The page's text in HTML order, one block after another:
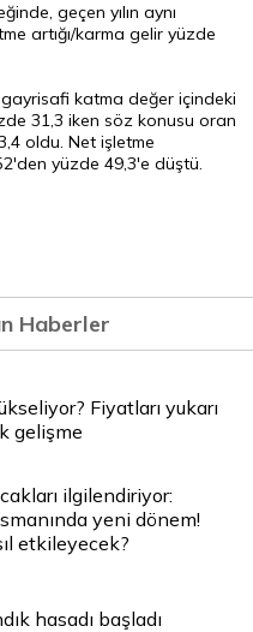
geçen yılın aynı
artığı/karma gelir yüzde
katma değer içindeki
31,3 iken söz konusu oran
oldu. Net işletme
yüzde 49,3'e düştü.
Haberler
Fiyatları yukarı
gelişme
ilgilendiriyor:
yeni dönem!
etkileyecek?
hasadı başladı